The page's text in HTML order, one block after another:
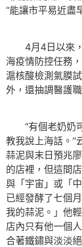
“能讓市平易近盡
4月4日以來，
海疫情防控任務
滬核酸檢測氣膜
外，還抽調醫護
“有個老奶奶可
教我說上海話。”
蒜泥與末日預兆
的店裡，但這間
與「宇宙」或「
已經發酵了七個
我的蒜泥。」他
店內只有他一個
合著鐵鏽與淡淡